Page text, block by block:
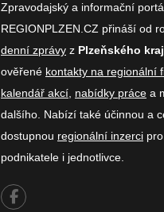
Zpravodajský a informační
REGIONPLZEN.CZ přináší od
denní zprávy z Plzeňského
ověřené kontakty na regionální
kalendář akcí nabídky práce a
dalšího. Nabízí také účinnou a
dostupnou regionální inzerci pro
podnikatele i jednotlivce.